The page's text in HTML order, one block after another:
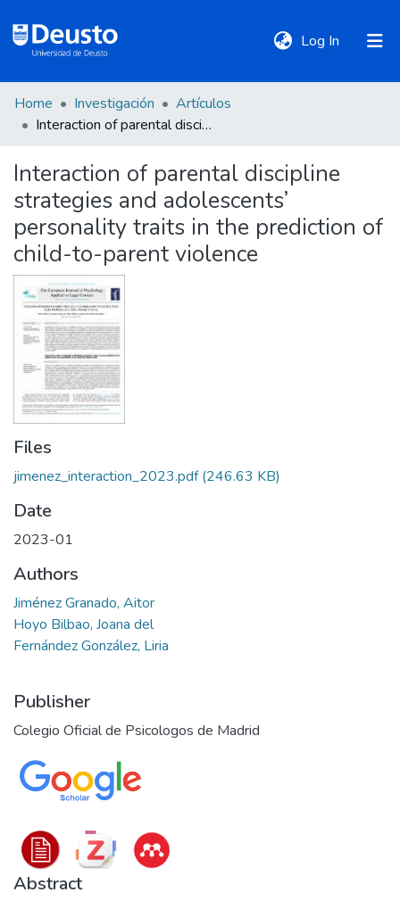
Log In (current)
DeustoTeka
Communities
&
Collections
All of DSpace
Statistics
Policies
Home Investigación
Artículos
Interaction of parental discipline strategies and adolescents’ personality traits in the prediction of child-to-parent violence
Interaction of parental discipline
strategies and adolescents’
personality traits in the prediction of
child-to-parent violence
Files
jimenez_interaction_2023.pdf(246.63 KB)
Date
2023-01
Authors
Jiménez Granado, Aitor
Hoyo Bilbao, Joana del
Fernández González, Liria
Publisher
Colegio Oficial de Psicologos de Madrid
Abstract